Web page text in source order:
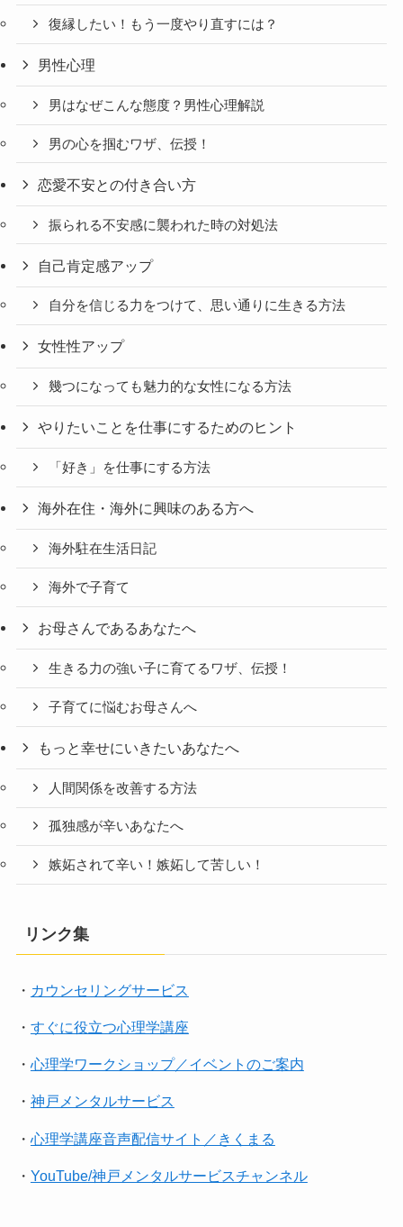
復縁したい！もう一度やり直すには？
男性心理
男はなぜこんな態度？男性心理解説
男の心を掴むワザ、伝授！
恋愛不安との付き合い方
振られる不安感に襲われた時の対処法
自己肯定感アップ
自分を信じる力をつけて、思い通りに生きる方法
女性性アップ
幾つになっても魅力的な女性になる方法
やりたいことを仕事にするためのヒント
「好き」を仕事にする方法
海外在住・海外に興味のある方へ
海外駐在生活日記
海外で子育て
お母さんであるあなたへ
生きる力の強い子に育てるワザ、伝授！
子育てに悩むお母さんへ
もっと幸せにいきたいあなたへ
人間関係を改善する方法
孤独感が辛いあなたへ
嫉妬されて辛い！嫉妬して苦しい！
リンク集
・ カウンセリングサービス
・ すぐに役立つ心理学講座
・ 心理学ワークショップ／イベントのご案内
・ 神戸メンタルサービス
・ 心理学講座音声配信サイト／きくまる
・ YouTube/神戸メンタルサービスチャンネル